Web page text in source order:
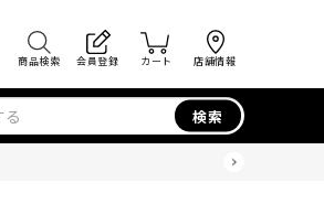
商品検索 会員登録 カート 店舗情報
検索